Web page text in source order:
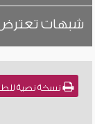
شبهات تعترض
نسخة نصية